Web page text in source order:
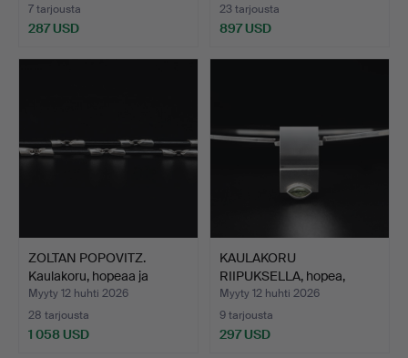
7 tarjousta
287 USD
23 tarjousta
897 USD
ZOLTAN POPOVITZ.
Kaulakoru, hopeaa ja
eebe…
Myyty 12 huhti 2026
28 tarjousta
1 058 USD
KAULAKORU
RIIPUKSELLA, hopea,
peridotti, K…
Myyty 12 huhti 2026
9 tarjousta
297 USD